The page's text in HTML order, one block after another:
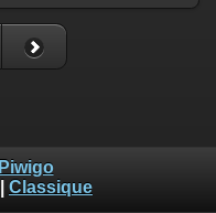
Piwigo
Classique